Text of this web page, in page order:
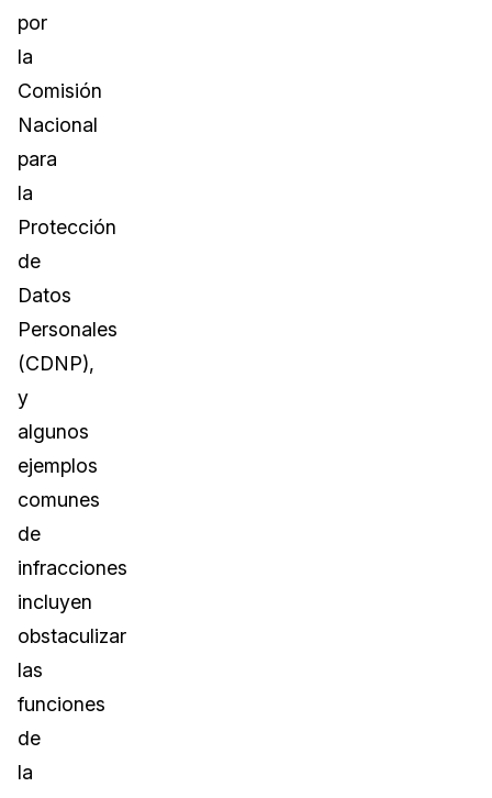
por
la
Comisión
Nacional
para
la
Protección
de
Datos
Personales
(CDNP),
y
algunos
ejemplos
comunes
de
infracciones
incluyen
obstaculizar
las
funciones
de
la